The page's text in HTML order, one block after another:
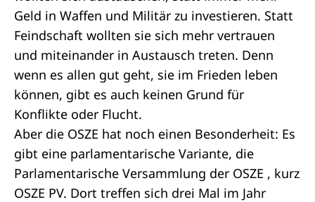
Geld in Waffen und Militär zu investieren. Statt
Feindschaft wollten sie sich mehr vertrauen
und miteinander in Austausch treten. Denn
wenn es allen gut geht, sie im Frieden leben
können, gibt es auch keinen Grund für
Konflikte oder Flucht.
Aber die OSZE hat noch einen Besonderheit: Es
gibt eine parlamentarische Variante, die
Parlamentarische Versammlung der OSZE , kurz
OSZE PV. Dort treffen sich drei Mal im Jahr